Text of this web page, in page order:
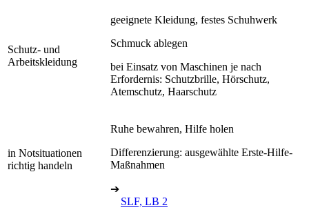
Schutz- und
Arbeitskleidung
geeignete Kleidung, festes Schuhwerk
Schmuck ablegen
bei Einsatz von Maschinen je nach
Erfordernis: Schutzbrille, Hörschutz,
Atemschutz, Haarschutz
in Notsituationen
richtig handeln
Ruhe bewahren, Hilfe holen
Differenzierung: ausgewählte Erste-Hilfe-
Maßnahmen
➔
SLF, LB 2